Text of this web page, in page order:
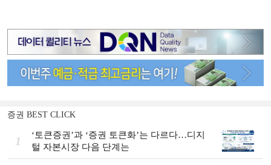
증권 BEST CLICK
1
‘토큰증권’과 ‘증권 토큰화’는 다르다…디지
털 자본시장 다음 단계는